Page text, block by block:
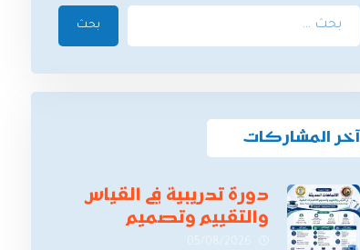
بحث
آخر المشاركات
دورة تدريبية في القياس
والتقييم وتصميم